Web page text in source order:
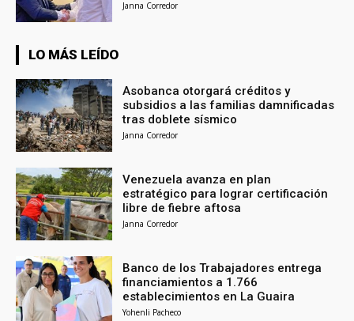
Janna Corredor
LO MÁS LEÍDO
Asobanca otorgará créditos y
subsidios a las familias damnificadas
tras doblete sísmico
Janna Corredor
Venezuela avanza en plan
estratégico para lograr certificación
libre de fiebre aftosa
Janna Corredor
Banco de los Trabajadores entrega
financiamientos a 1.766
establecimientos en La Guaira
Yohenli Pacheco